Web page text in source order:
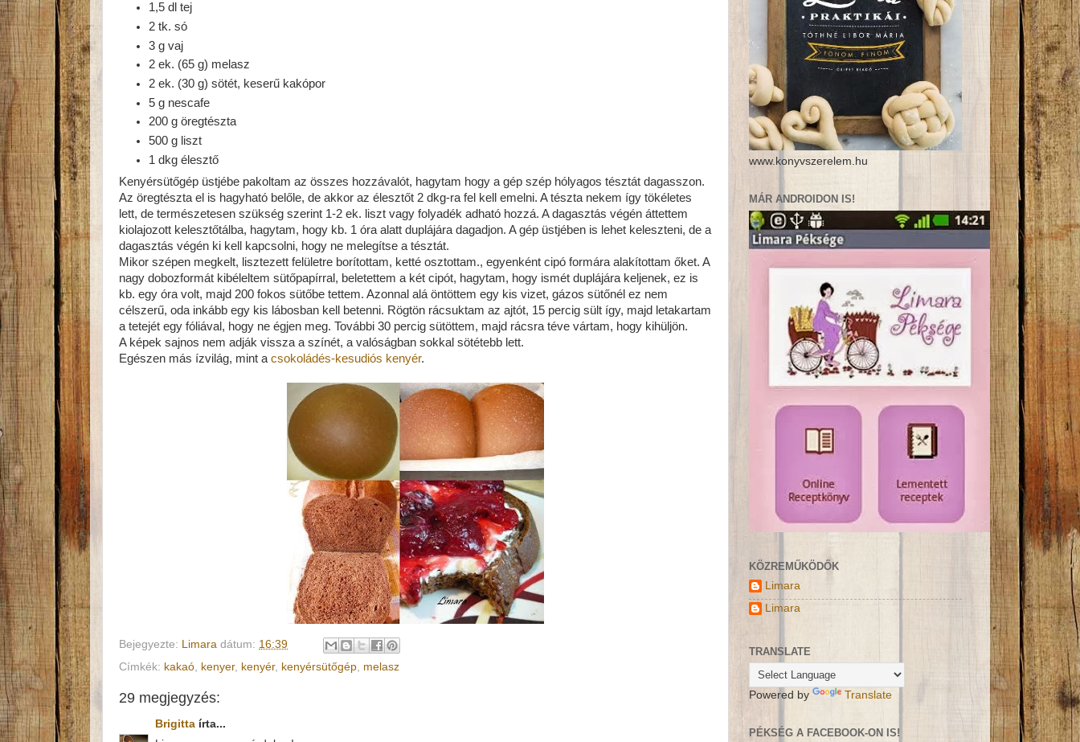
1,5 dl tej
2 tk. só
3 g vaj
2 ek. (65 g) melasz
2 ek. (30 g) sötét, keserű kakópor
5 g nescafe
200 g öregtészta
500 g liszt
1 dkg élesztő
Kenyérsütőgép üstjébe pakoltam az összes hozzávalót, hagytam hogy a gép szép hólyagos tésztát dagasszon.
Az öregtészta el is hagyható belőle, de akkor az élesztőt 2 dkg-ra fel kell emelni. A tészta nekem így tökéletes
lett, de természetesen szükség szerint 1-2 ek. liszt vagy folyadék adható hozzá. A dagasztás végén áttettem
kiolajozott kelesztőtálba, hagytam, hogy kb. 1 óra alatt duplájára dagadjon. A gép üstjében is lehet keleszteni, de a
dagasztás végén ki kell kapcsolni, hogy ne melegítse a tésztát.
Mikor szépen megkelt, lisztezett felületre borítottam, ketté osztottam., egyenként cipó formára alakítottam őket. A
nagy dobozformát kibéleltem sütőpapírral, beletettem a két cipót, hagytam, hogy ismét duplájára keljenek, ez is
kb. egy óra volt, majd 200 fokos sütőbe tettem. Azonnal alá öntöttem egy kis vizet, gázos sütőnél ez nem
célszerű, oda inkább egy kis lábosban kell betenni. Rögtön rácsuktam az ajtót, 15 percig sült így, majd letakartam
a tetejét egy fóliával, hogy ne égjen meg. További 30 percig sütöttem, majd rácsra téve vártam, hogy kihüljön.
A képek sajnos nem adják vissza a színét, a valóságban sokkal sötétebb lett.
Egészen más ízvilág, mint a csokoládés-kesudiós kenyér.
Bejegyezte: Limara dátum: 16:39
Címkék: kakaó kenyer, kenyér, kenyérsütőgép melasz
29 megjegyzés:
Brigitta írta...
www.konyvszerelem.hu
MÁR ANDROIDON IS!
KÖZREMŰKÖDŐK
Limara
Limara
TRANSLATE
Powered by Translate
PÉKSÉG A FACEBOOK-ON IS!